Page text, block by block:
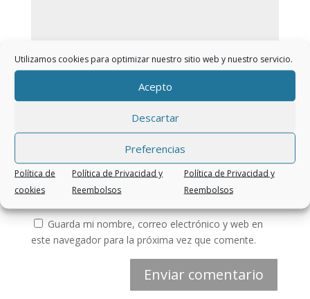
Utilizamos cookies para optimizar nuestro sitio web y nuestro servicio.
Acepto
Descartar
Preferencias
Política de
cookies
Política de Privacidad y
Reembolsos
Política de Privacidad y
Reembolsos
Guarda mi nombre, correo electrónico y web en
este navegador para la próxima vez que comente.